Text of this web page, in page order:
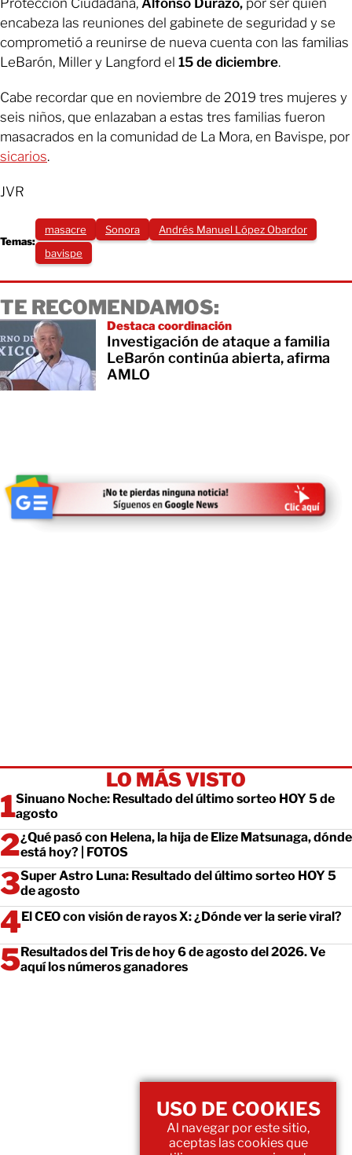
encabeza las reuniones del gabinete de seguridad y se
comprometió a reunirse de nueva cuenta con las familias
LeBarón, Miller y Langford el 15 de diciembre.
Cabe recordar que en noviembre de 2019 tres mujeres y
seis niños, que enlazaban a estas tres familias fueron
masacrados en la comunidad de La Mora, en Bavispe, por
sicarios.
JVR
Temas:
masacre Sonora
Andrés Manuel López Obardor
bavispe
TE RECOMENDAMOS:
Destaca coordinación
Investigación de ataque a familia
LeBarón continúa abierta, afirma
AMLO
LO MÁS VISTO
Sinuano Noche: Resultado del último sorteo HOY 5 de
agosto
¿Qué pasó con Helena, la hija de Elize Matsunaga, dónde
está hoy? | FOTOS
Super Astro Luna: Resultado del último sorteo HOY 5
de agosto
El CEO con visión de rayos X: ¿Dónde ver la serie viral?
Resultados del Tris de hoy 6 de agosto del 2026. Ve
aquí los números ganadores
USO DE COOKIES
Al navegar por este sitio,
aceptas las cookies que